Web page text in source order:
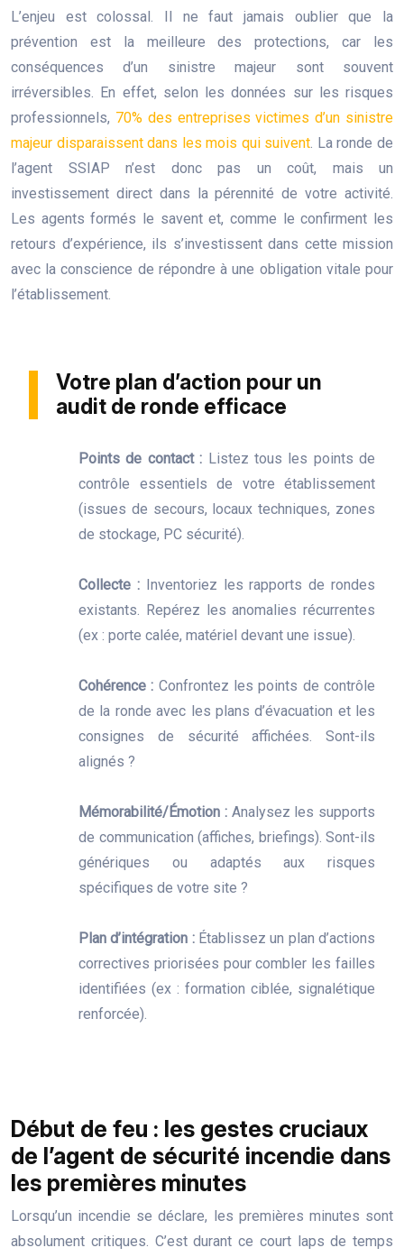
L’enjeu est colossal. Il ne faut jamais oublier que la
prévention est la meilleure des protections, car les
conséquences d’un sinistre majeur sont souvent
irréversibles. En effet, selon les données sur les risques
professionnels, 70% des entreprises victimes d’un sinistre
majeur disparaissent dans les mois qui suivent. La ronde de
l’agent SSIAP n’est donc pas un coût, mais un
investissement direct dans la pérennité de votre activité.
Les agents formés le savent et, comme le confirment les
retours d’expérience, ils s’investissent dans cette mission
avec la conscience de répondre à une obligation vitale pour
l’établissement.
Votre plan d’action pour un
audit de ronde efficace
Points de contact : Listez tous les points de
contrôle essentiels de votre établissement
(issues de secours, locaux techniques, zones
de stockage, PC sécurité).
Collecte :Inventoriez les rapports de rondes
existants. Repérez les anomalies récurrentes
(ex : porte calée, matériel devant une issue).
Cohérence : Confrontez les points de contrôle
de la ronde avec les plans d’évacuation et les
consignes de sécurité affichées. Sont-ils
alignés ?
Mémorabilité/Émotion :Analysez les supports
de communication (affiches, briefings). Sont-ils
génériques ou adaptés aux risques
spécifiques de votre site ?
Plan d’intégration :Établissez un plan d’actions
correctives priorisées pour combler les failles
identifiées (ex : formation ciblée, signalétique
renforcée).
Début de feu : les gestes cruciaux
de l’agent de sécurité incendie dans
les premières minutes
Lorsqu’un incendie se déclare, les premières minutes sont
absolument critiques. C’est durant ce court laps de temps